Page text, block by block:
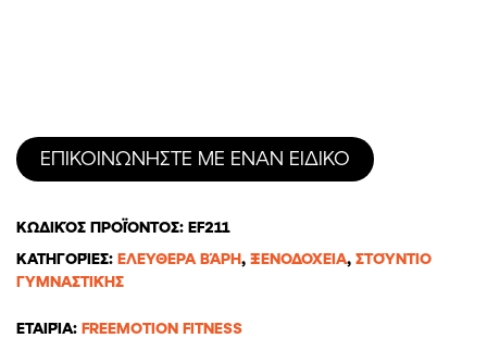
ΕΠΙΚΟΙΝΩΝΗΣΤΕ ΜΕ ΕΝΑΝ ΕΙΔΙΚΟ
ΚΩΔΙΚΌΣ ΠΡΟΪΌΝΤΟΣ: EF211
ΚΑΤΗΓΟΡΊΕΣ: ΕΛΕΎΘΕΡΑ ΒΆΡΗ, ΞΕΝΟΔΟΧΕΊΑ, ΣΤΟΎΝΤΙΟ
ΓΥΜΝΑΣΤΙΚΉΣ
ΕΤΑΙΡΊΑ: FREEMOTION FITNESS